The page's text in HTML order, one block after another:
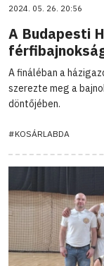
2024. 05. 26. 20:56
A Budapesti
A fináléban a
szerezte meg a
döntőjében.
#KOSÁRLABDA